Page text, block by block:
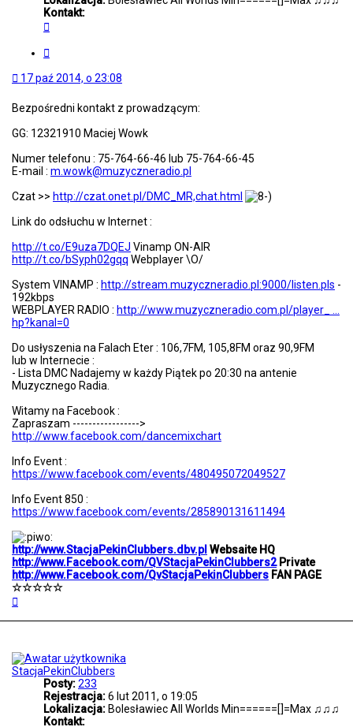
Kontakt:
n
t
a
t
j
i
ę
S
a
j
a
e
k
i
n
l
u
b
b
r
s
t
17 paź 2014, o 23:08
Bezpośredni kontakt z prowadzącym:
GG: 12321910 Maciej Wowk
Numer telefonu : 75-764-66-46 lub 75-764-66-45
E-mail : m.wowk@muzyczneradio.pl
Czat >> http://czat.onet.pl/DMC_MR,chat.html
Link do odsłuchu w Internet :
http://t.co/E9uza7DQEJ Vinamp ON-AIR
http://t.co/bSyph02gqq Webplayer \O/
System VINAMP : http://stream.muzyczneradio.pl:9000/listen.pls -
192kbps
WEBPLAYER RADIO : http://www.muzyczneradio.com.pl/player_ ...
hp?kanal=0
Do usłyszenia na Falach Eter : 106,7FM, 105,8FM oraz 90,9FM
lub w Internecie :
- Lista DMC Nadajemy w każdy Piątek po 20:30 na antenie
Muzycznego Radia.
Witamy na Facebook :
Zapraszam ----------------->
http://www.facebook.com/dancemixchart
Info Event :
https://www.facebook.com/events/480495072049527
Info Event 850 :
https://www.facebook.com/events/285890131611494
http://www.StacjaPekinClubbers.dbv.pl Websaite HQ
http://www.Facebook.com/QVStacjaPekinClubbers2Private
http://www.Facebook.com/QvStacjaPekinClubbers FAN PAGE
☆☆☆☆☆
g
r
ę
StacjaPekinClubbers
Posty:233
Rejestracja:6 lut 2011, o 19:05
Lokalizacja: Bolesławiec All Worlds Min======[]=Max ♫♫♫
Kontakt: